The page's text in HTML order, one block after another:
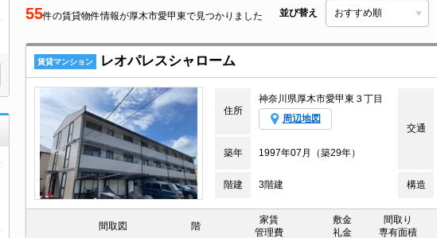
55件の賃貸物件情報が厚木市愛甲東で見つかりました 並び替え
賃貸マンション レオパレスシャローム
住所
神奈川県厚木市愛甲東３丁目
周辺地図
交通
築年 1997年07月（築29年）
階建 3階建 構造
間取図 階
家賃
管理費
敷金
礼金
間取り
専有面積